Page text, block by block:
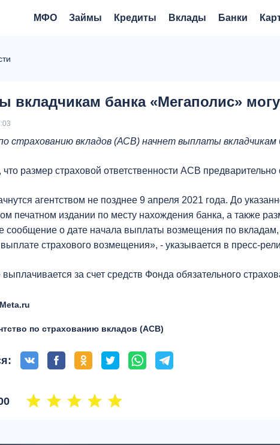
МФО Займы Кредиты Вклады Банки
вкладчикам банка «Мегаполис»
страхованию вкладов (АСВ) начнет выплаты вкладчикам
размер страховой ответственности АСВ
агентством не позднее 9 апреля 2021 года. До
печатном издании по месту нахождения банка, а также
сообщение о дате начала выплаты возмещения по
страхового возмещения», - указывается в пресс-
за счет средств Фонда обязательного
Meta.ru
по страхованию вкладов (АСВ)